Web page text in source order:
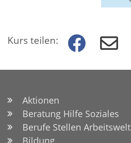
Kurs teilen:
Aktionen
Beratung Hilfe Soziales
Berufe Stellen Arbeitswelt
Bildung